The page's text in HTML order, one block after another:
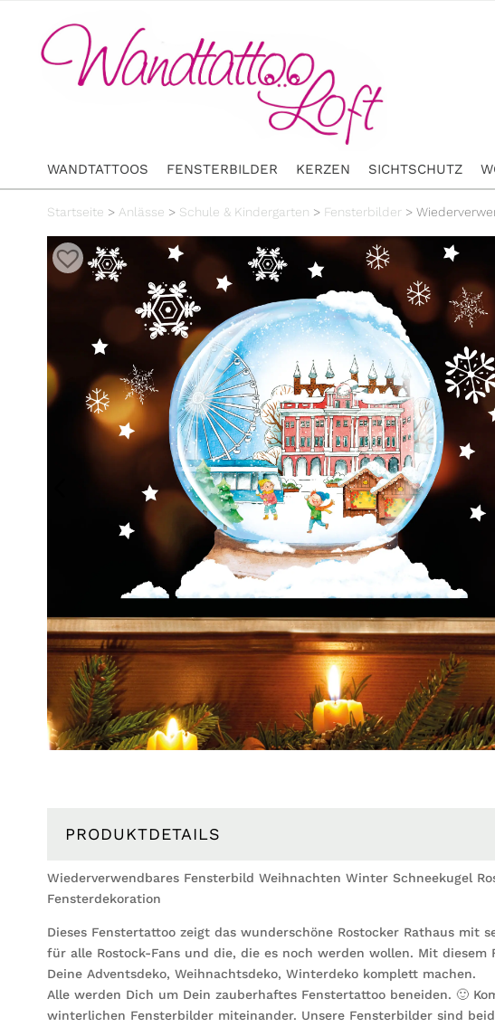
WANDTATTOOS FENSTERBILDER KERZEN SICHTSCHUTZ
Startseite > Anlässe > Schule & Kindergarten > Fensterbilder >
PRODUKTDETAILS
Wiederverwendbares Fensterbild Weihnachten Winter Schneekugel
Fensterdekoration
Dieses Fenstertattoo zeigt das wunderschöne Rostocker Rathaus mit
für alle Rostock-Fans und die, die es noch werden wollen. Mit diesem
Deine Adventsdeko, Weihnachtsdeko, Winterdeko komplett machen.
Alle werden Dich um Dein zauberhaftes Fenstertattoo beneiden. 🙂
winterlichen Fensterbilder miteinander. Unsere Fensterbilder sind